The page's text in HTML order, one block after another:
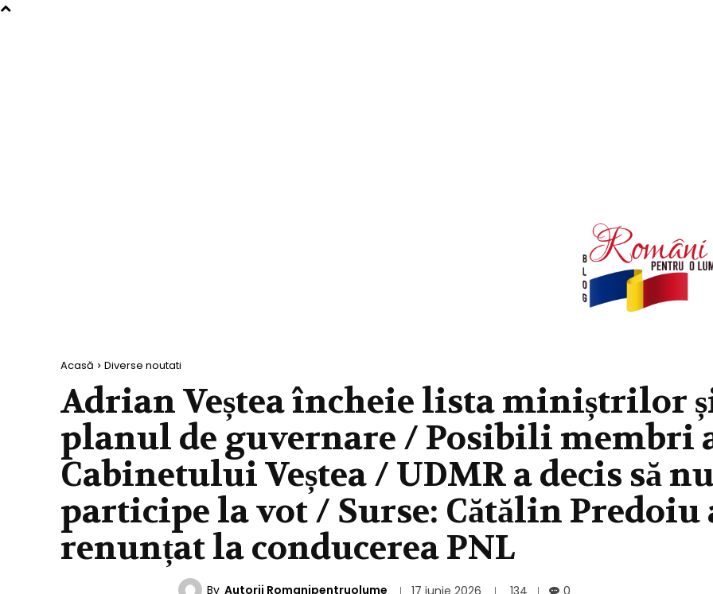
Acasă Diverse noutati
Adrian Veștea încheie lista miniștrilor
planul de guvernare / Posibili membri
Cabinetului Veștea / UDMR a decis să
participe la vot / Surse: Cătălin Predoiu
renunțat la conducerea PNL
By Autorii Romanipentruolume